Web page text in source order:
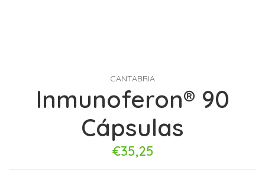
CANTABRIA
Inmunoferon® 90
Cápsulas
€35,25